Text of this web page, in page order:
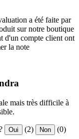
a été faite par
sur notre boutique
d'un compte client ont
la note
mais très difficile à
Oui (2) Non (0)